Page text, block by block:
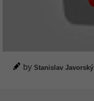
by Stanislav Javorský